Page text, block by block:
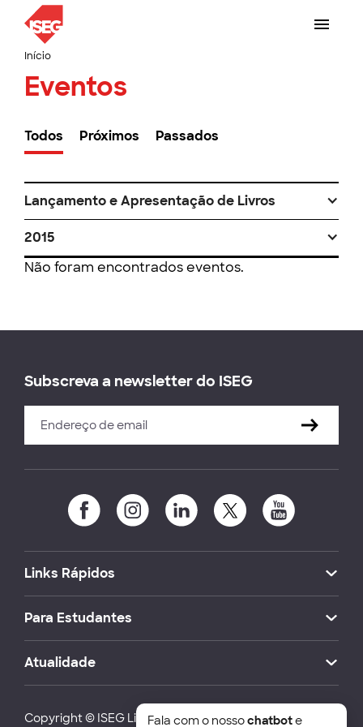
Início
Eventos
Todos Próximos Passados
Lançamento e Apresentação de Livros
2015
Não foram encontrados eventos.
Subscreva a newsletter do ISEG
Links Rápidos
Para Estudantes
Atualidade
Copyright © ISEG Lisbon School of Economics and
Fala com o nossochatbote